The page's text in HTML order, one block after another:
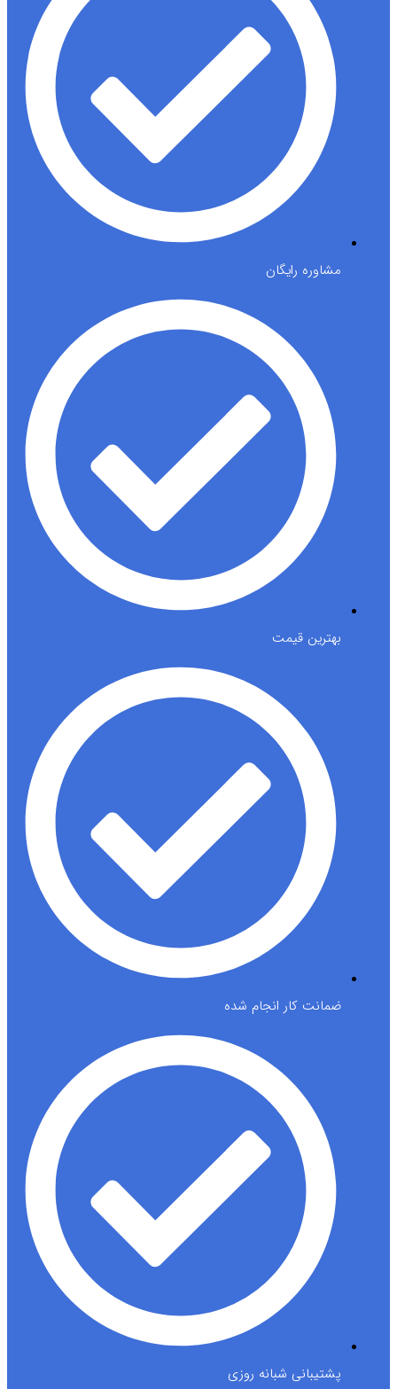
مشاوره رایگان
بهترین قیمت
ضمانت کار انجام شده
پشتیبانی شبانه روزی